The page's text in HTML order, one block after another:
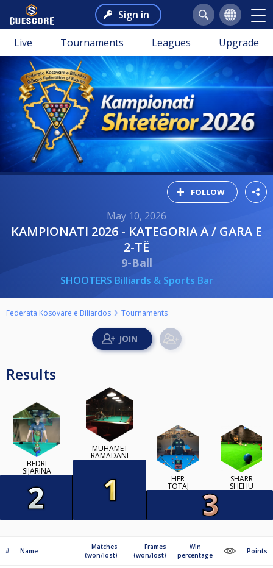
Sign in
Live Tournaments Leagues Upgrade
FOLLOW
May 10, 2026
KAMPIONATI 2026 - KATEGORIA A / GARA E
2-TË
9-Ball
SHOOTERS Billiards & Sports Bar
Federata Kosovare e Biliardos Tournaments
Results
BEDRI
SIJARINA
MUHAMET
RAMADANI
HER
TOTAJ
SHARR
SHEHU
# Name
Matches
(won/lost)
Frames
(won/lost)
Win
percentage
Points